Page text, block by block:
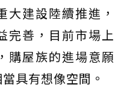
大建設陸續推進，
完善，目前市場上
購屋族的進場意願
具有想像空間。